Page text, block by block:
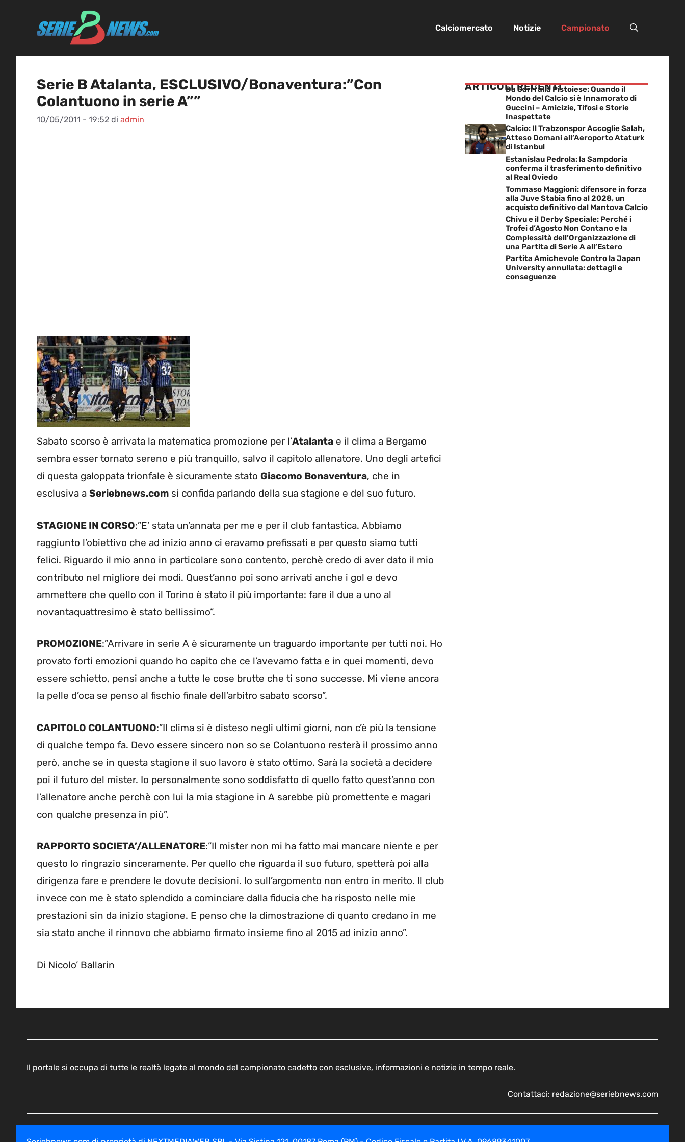
Calciomercato Notizie Campionato
Serie B Atalanta, ESCLUSIVO/Bonaventura:”Con
Colantuono in serie A””
10/05/2011 - 19:52 di admin
Sabato scorso è arrivata la matematica promozione per l’Atalanta e il clima a Bergamo
sembra esser tornato sereno e più tranquillo, salvo il capitolo allenatore. Uno degli artefici
di questa galoppata trionfale è sicuramente stato Giacomo Bonaventura, che in
esclusiva a Seriebnews.com si confida parlando della sua stagione e del suo futuro.
STAGIONE IN CORSO:”E’ stata un’annata per me e per il club fantastica. Abbiamo
raggiunto l’obiettivo che ad inizio anno ci eravamo prefissati e per questo siamo tutti
felici. Riguardo il mio anno in particolare sono contento, perchè credo di aver dato il mio
contributo nel migliore dei modi. Quest’anno poi sono arrivati anche i gol e devo
ammettere che quello con il Torino è stato il più importante: fare il due a uno al
novantaquattresimo è stato bellissimo”.
PROMOZIONE:”Arrivare in serie A è sicuramente un traguardo importante per tutti noi. Ho
provato forti emozioni quando ho capito che ce l’avevamo fatta e in quei momenti, devo
essere schietto, pensi anche a tutte le cose brutte che ti sono successe. Mi viene ancora
la pelle d’oca se penso al fischio finale dell’arbitro sabato scorso”.
CAPITOLO COLANTUONO:”Il clima si è disteso negli ultimi giorni, non c’è più la tensione
di qualche tempo fa. Devo essere sincero non so se Colantuono resterà il prossimo anno
però, anche se in questa stagione il suo lavoro è stato ottimo. Sarà la società a decidere
poi il futuro del mister. Io personalmente sono soddisfatto di quello fatto quest’anno con
l’allenatore anche perchè con lui la mia stagione in A sarebbe più promettente e magari
con qualche presenza in più”.
RAPPORTO SOCIETA’/ALLENATORE:”Il mister non mi ha fatto mai mancare niente e per
questo lo ringrazio sinceramente. Per quello che riguarda il suo futuro, spetterà poi alla
dirigenza fare e prendere le dovute decisioni. Io sull’argomento non entro in merito. Il club
invece con me è stato splendido a cominciare dalla fiducia che ha risposto nelle mie
prestazioni sin da inizio stagione. E penso che la dimostrazione di quanto credano in me
sia stato anche il rinnovo che abbiamo firmato insieme fino al 2015 ad inizio anno”.
Di Nicolo’ Ballarin
ARTICOLI RECENTI
Da Sarri alla Pistoiese: Quando il
Mondo del Calcio si è Innamorato di
Guccini – Amicizie, Tifosi e Storie
Inaspettate
Calcio: Il Trabzonspor Accoglie Salah,
Atteso Domani all’Aeroporto Ataturk
di Istanbul
Estanislau Pedrola: la Sampdoria
conferma il trasferimento definitivo
al Real Oviedo
Tommaso Maggioni: difensore in forza
alla Juve Stabia fino al 2028, un
acquisto definitivo dal Mantova Calcio
Chivu e il Derby Speciale: Perché i
Trofei d’Agosto Non Contano e la
Complessità dell’Organizzazione di
una Partita di Serie A all’Estero
Partita Amichevole Contro la Japan
University annullata: dettagli e
conseguenze
Il portale si occupa di tutte le realtà legate al mondo del campionato cadetto con esclusive, informazioni e notizie in tempo reale.
Contattaci: redazione@seriebnews.com